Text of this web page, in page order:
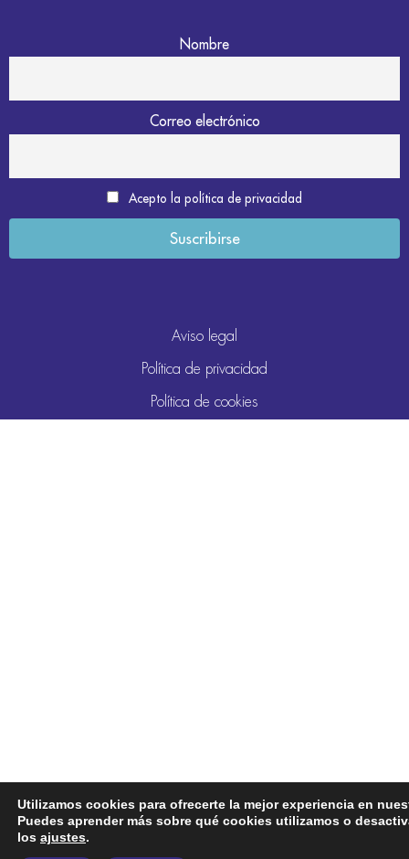
Nombre
Correo electrónico
Acepto la política de privacidad
Aviso legal
Política de privacidad
Política de cookies
Utilizamos cookies para ofrecerte la mejor experiencia en
Puedes aprender más sobre qué cookies utilizamos o
los ajustes.